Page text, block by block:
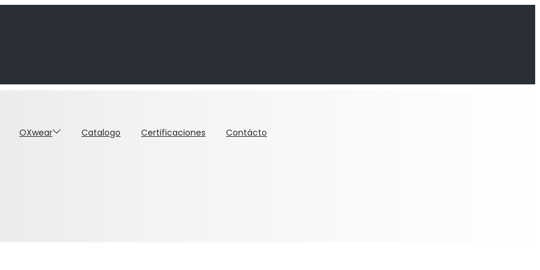
OXwear Catalogo Certificaciones Contácto